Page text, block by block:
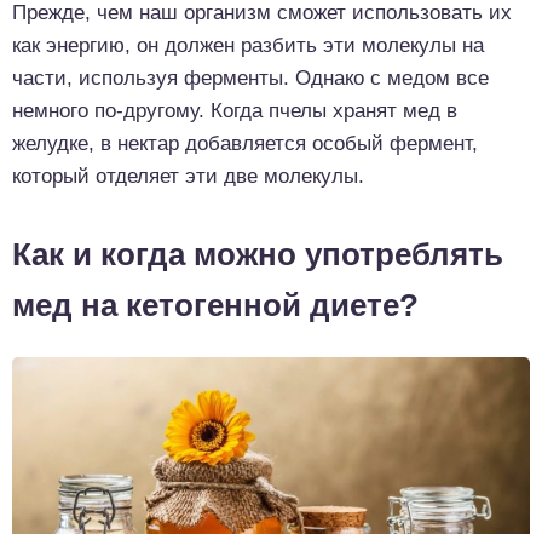
Прежде, чем наш организм сможет использовать их
как энергию, он должен разбить эти молекулы на
части, используя ферменты. Однако с медом все
немного по-другому. Когда пчелы хранят мед в
желудке, в нектар добавляется особый фермент,
который отделяет эти две молекулы.
Как и когда можно употреблять
мед на кетогенной диете?